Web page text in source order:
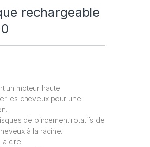
rechargeable
un moteur haute
les cheveux pour une
de pincement rotatifs de
à la racine.
cire.